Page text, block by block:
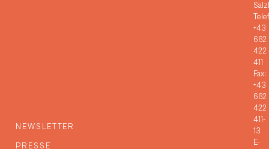
NEWSLETTER
PRESSE
+43
662
422
411
Fax:
+43
662
422
411-
13
E-